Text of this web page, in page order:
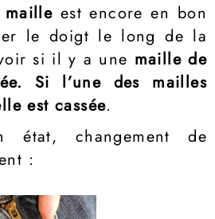
maille est encore en bon
le doigt le long de la
si il y a une maille de
Si l’une des mailles
est cassée.
état, changement de
: